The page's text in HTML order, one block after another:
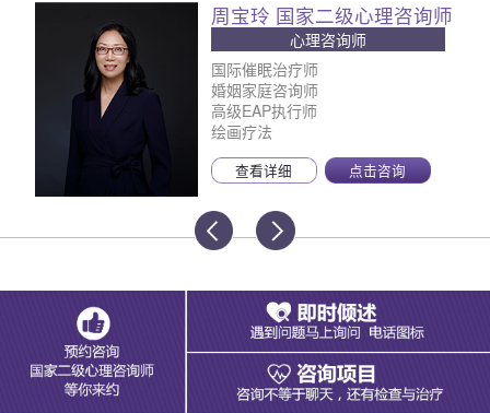
周宝玲 国家二级心理咨询师
心理咨询师
国际催眠治疗师
婚姻家庭咨询师
高级EAP执行师
绘画疗法
查看详细 点击咨询